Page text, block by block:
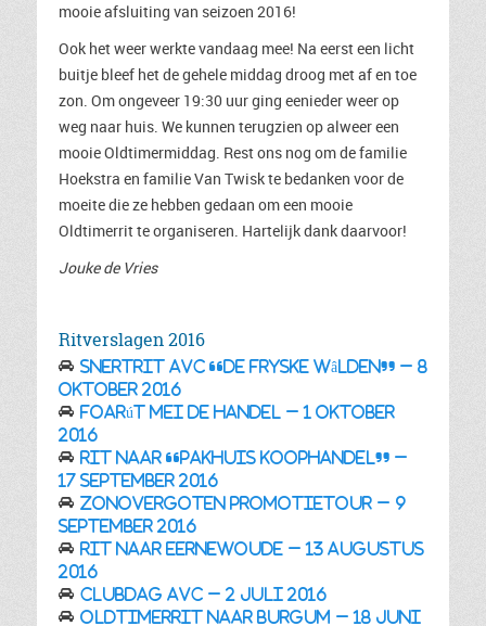
mooie afsluiting van seizoen 2016!
Ook het weer werkte vandaag mee! Na eerst een licht
buitje bleef het de gehele middag droog met af en toe
zon. Om ongeveer 19:30 uur ging eenieder weer op
weg naar huis. We kunnen terugzien op alweer een
mooie Oldtimermiddag. Rest ons nog om de familie
Hoekstra en familie Van Twisk te bedanken voor de
moeite die ze hebben gedaan om een mooie
Oldtimerrit te organiseren. Hartelijk dank daarvoor!
Jouke de Vries
Ritverslagen 2016
Snertrit AVC “De Fryske Wâlden” – 8
oktober 2016
Foarút mei de Handel – 1 oktober
2016
Rit naar “Pakhuis Koophandel” –
17 september 2016
Zonovergoten Promotietour – 9
september 2016
Rit naar Eernewoude – 13 augustus
2016
Clubdag AVC – 2 juli 2016
Oldtimerrit naar Burgum – 18 juni